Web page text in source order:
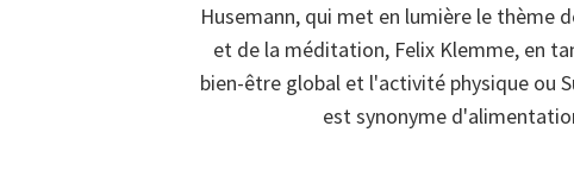
Husemann, qui met en lumière le thème
et de la méditation, Felix Klemme, en
bien-être global et l'activité physique ou
est synonyme